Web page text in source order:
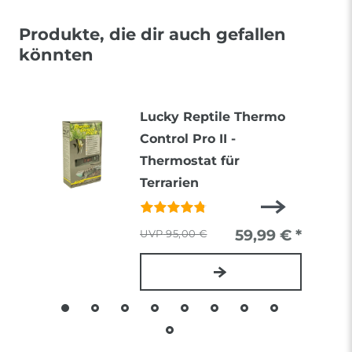
Produkte, die dir auch gefallen
könnten
Lucky Reptile Thermo
Control Pro II -
Thermostat für
Terrarien
95,00 € 59,99 € *